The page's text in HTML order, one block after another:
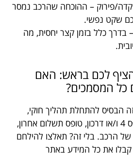
פירוק – ההוכחה שהרכב נמסר
שקט נפשי.
כלל בזמן קצר יחסית, מה
לכם בראש: האם
כל המסמכים?
הבסיס להתחלת תהליך חוקי,
כולל תעודת זהות, טופס 4 ו/או דרכון, טופס תשלום אחרון,
הרכב. בלי זה? תאלצו להילחם
את כל המידע באתר